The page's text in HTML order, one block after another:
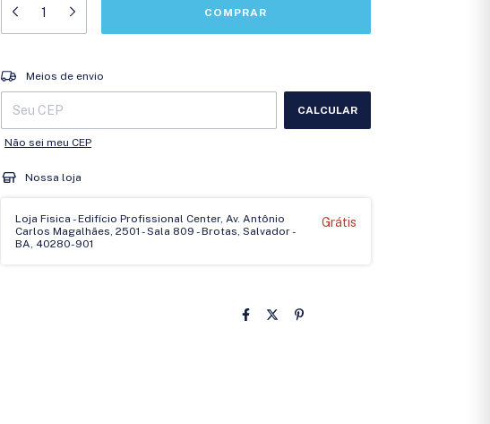
Entregas para o CEP:
Meios de envio
CALCULAR
Não sei meu CEP
Nossa loja
Loja Fisica - Edifício Profissional Center, Av. Antônio
Carlos Magalhães, 2501 - Sala 809 - Brotas, Salvador -
BA, 40280-901
Grátis